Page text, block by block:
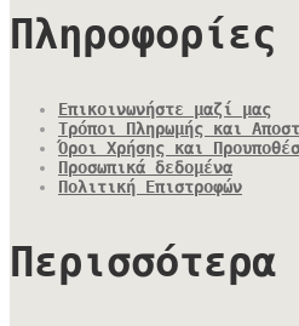
Πληροφορίες
Επικοινωνήστε μαζί μας
Τρόποι Πληρωμής και
Όροι Χρήσης και
Προσωπικά δεδομένα
Πολιτική Επιστροφών
Περισσότερα